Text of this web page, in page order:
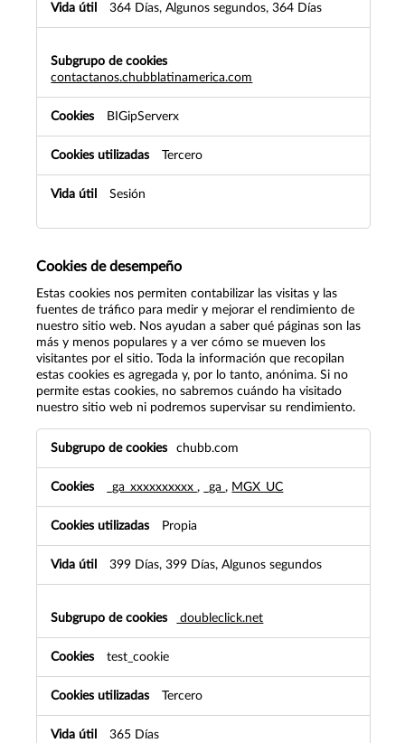
364 Días, Algunos segundos, 364 Días
contactanos.chubblatinamerica.com
BIGipServerx
Tercero
Sesión
Cookies de desempeño
Estas cookies nos permiten contabilizar las visitas y las
fuentes de tráfico para medir y mejorar el rendimiento de
nuestro sitio web. Nos ayudan a saber qué páginas son las
más y menos populares y a ver cómo se mueven los
visitantes por el sitio. Toda la información que recopilan
estas cookies es agregada y, por lo tanto, anónima. Si no
permite estas cookies, no sabremos cuándo ha visitado
nuestro sitio web ni podremos supervisar su rendimiento.
de
desempeño
chubb.com
_ga_xxxxxxxxxx, _ga, MGX_UC
Propia
399 Días, 399 Días, Algunos segundos
doubleclick.net
test_cookie
Tercero
365 Días